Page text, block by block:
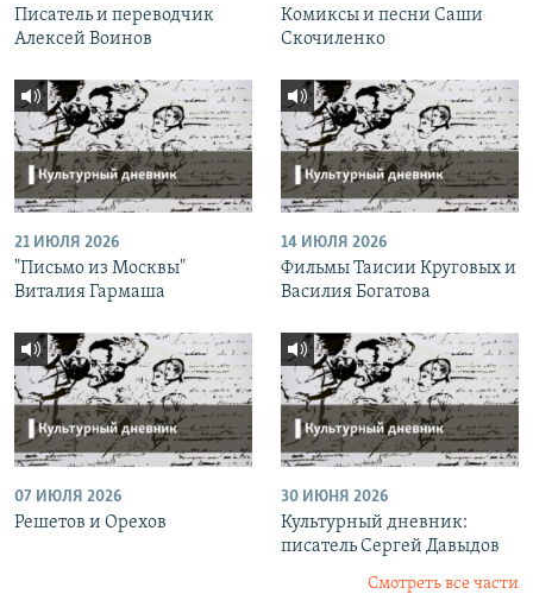
Писатель и переводчик
Алексей Воинов
Комиксы и песни Саши
Скочиленко
21 ИЮЛЯ 2026
"Письмо из Москвы"
Виталия Гармаша
14 ИЮЛЯ 2026
Фильмы Таисии Круговых и
Василия Богатова
07 ИЮЛЯ 2026
Решетов и Орехов
30 ИЮНЯ 2026
Культурный дневник:
писатель Сергей Давыдов
Смотреть все части